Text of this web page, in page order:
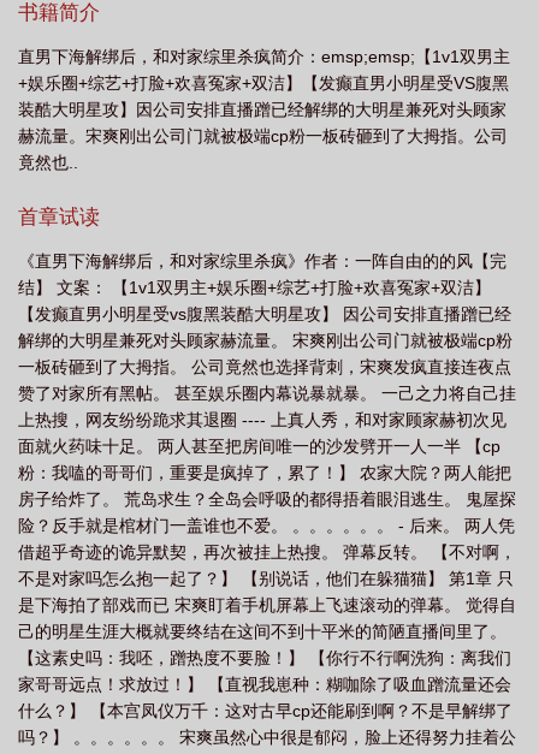
书籍简介
直男下海解绑后，和对家综里杀疯简介：emsp;emsp;【1v1双男主
+娱乐圈+综艺+打脸+欢喜冤家+双洁】【发癫直男小明星受VS腹黑
装酷大明星攻】因公司安排直播蹭已经解绑的大明星兼死对头顾家
赫流量。宋爽刚出公司门就被极端cp粉一板砖砸到了大拇指。公司
竟然也..
首章试读
《直男下海解绑后，和对家综里杀疯》作者：一阵自由的的风【完
结】 文案： 【1v1双男主+娱乐圈+综艺+打脸+欢喜冤家+双洁】
【发癫直男小明星受vs腹黑装酷大明星攻】 因公司安排直播蹭已经
解绑的大明星兼死对头顾家赫流量。 宋爽刚出公司门就被极端cp粉
一板砖砸到了大拇指。 公司竟然也选择背刺，宋爽发疯直接连夜点
赞了对家所有黑帖。 甚至娱乐圈内幕说暴就暴。 一己之力将自己挂
上热搜，网友纷纷跪求其退圈 ---- 上真人秀，和对家顾家赫初次见
面就火药味十足。 两人甚至把房间唯一的沙发劈开一人一半 【cp
粉：我嗑的哥哥们，重要是疯掉了，累了！】 农家大院？两人能把
房子给炸了。 荒岛求生？全岛会呼吸的都得捂着眼泪逃生。 鬼屋探
险？反手就是棺材门一盖谁也不爱。 。。。。。。 - 后来。 两人凭
借超乎奇迹的诡异默契，再次被挂上热搜。 弹幕反转。 【不对啊，
不是对家吗怎么抱一起了？】 【别说话，他们在躲猫猫】 第1章 只
是下海拍了部戏而已 宋爽盯着手机屏幕上飞速滚动的弹幕。 觉得自
己的明星生涯大概就要终结在这间不到十平米的简陋直播间里了。
【这素史吗：我呸，蹭热度不要脸！】 【你行不行啊洗狗：离我们
家哥哥远点！求放过！】 【直视我崽种：糊咖除了吸血蹭流量还会
什么？】 【本宫凤仪万千：这对古早cp还能刷到啊？不是早解绑了
吗？】 。。。。。。 宋爽虽然心中很是郁闷，脸上还得努力挂着公